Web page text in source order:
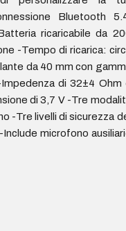
Bluetooth
ricaricabile da
-Tempo di ricarica:
da 40 mm con
di 32±4 Ohm
di 3,7 V -Tre
-Tre livelli di sicurezza
microfono